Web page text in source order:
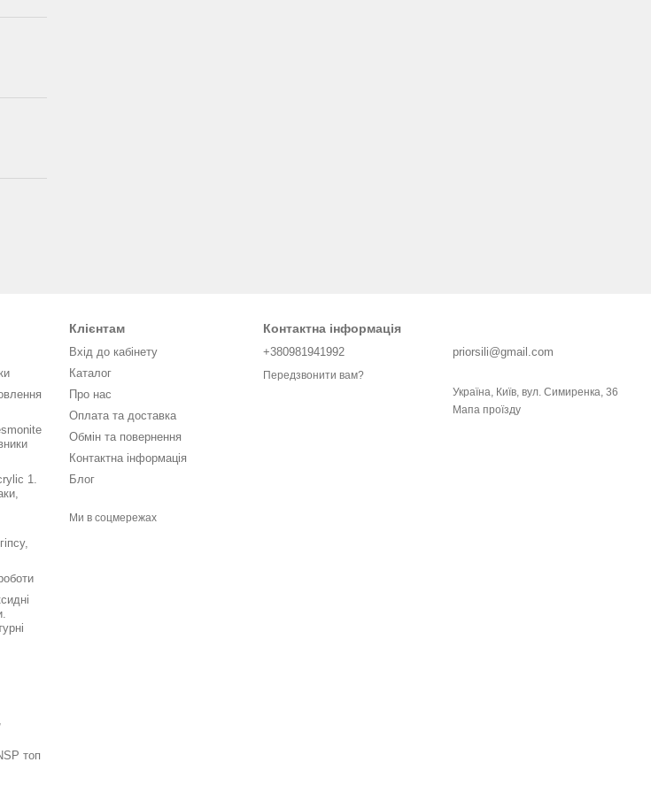
1.
топ
Клієнтам
Вхід до кабінету
Каталог
Про нас
Оплата та доставка
Обмін та повернення
Контактна інформація
Блог
Ми в соцмережах
Контактна інформація
+380981941992
Передзвонити вам?
priorsili@gmail.com
Україна, Київ, вул. Симиренка, 36
Мапа проїзду